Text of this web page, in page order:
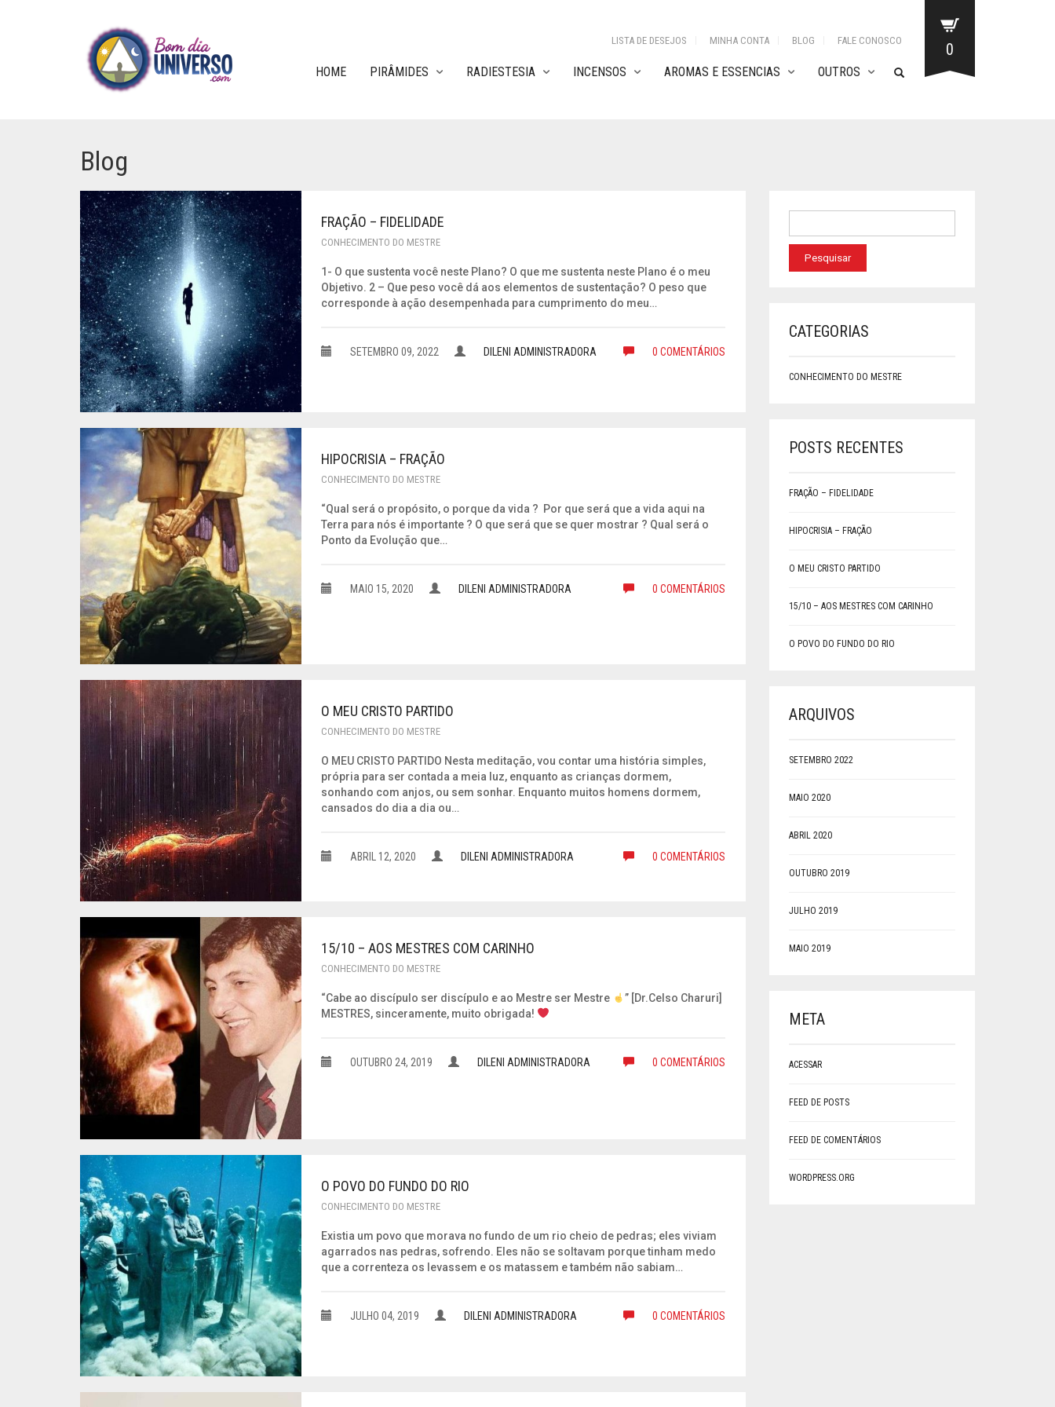
LISTA DE DESEJOS MINHA CONTA BLOG FALE CONOSCO
HOME PIRÂMIDES RADIESTESIA INCENSOS AROMAS E ESSENCIAS OUTROS
0
Blog
FRAÇÃO – FIDELIDADE
CONHECIMENTO DO MESTRE
1- O que sustenta você neste Plano? O que me sustenta neste Plano é o meu
Objetivo. 2 – Que peso você dá aos elementos de sustentação? O peso que
corresponde à ação desempenhada para cumprimento do meu…
SETEMBRO 09, 2022 DILENI ADMINISTRADORA 0 COMENTÁRIOS
HIPOCRISIA – FRAÇÃO
CONHECIMENTO DO MESTRE
“Qual será o propósito, o porque da vida ? Por que será que a vida aqui na
Terra para nós é importante ? O que será que se quer mostrar ? Qual será o
Ponto da Evolução que…
MAIO 15, 2020 DILENI ADMINISTRADORA 0 COMENTÁRIOS
O MEU CRISTO PARTIDO
CONHECIMENTO DO MESTRE
O MEU CRISTO PARTIDO Nesta meditação, vou contar uma história simples,
própria para ser contada a meia luz, enquanto as crianças dormem,
sonhando com anjos, ou sem sonhar. Enquanto muitos homens dormem,
cansados do dia a dia ou…
ABRIL 12, 2020 DILENI ADMINISTRADORA 0 COMENTÁRIOS
15/10 – AOS MESTRES COM CARINHO
CONHECIMENTO DO MESTRE
“Cabe ao discípulo ser discípulo e ao Mestre ser Mestre
” [Dr.Celso Charuri]
MESTRES, sinceramente, muito obrigada!
OUTUBRO 24, 2019 DILENI ADMINISTRADORA 0 COMENTÁRIOS
O POVO DO FUNDO DO RIO
CONHECIMENTO DO MESTRE
Existia um povo que morava no fundo de um rio cheio de pedras; eles viviam
agarrados nas pedras, sofrendo. Eles não se soltavam porque tinham medo
que a correnteza os levassem e os matassem e também não sabiam…
JULHO 04, 2019 DILENI ADMINISTRADORA 0 COMENTÁRIOS
CATEGORIAS
CONHECIMENTO DO MESTRE
POSTS RECENTES
FRAÇÃO – FIDELIDADE
HIPOCRISIA – FRAÇÃO
O MEU CRISTO PARTIDO
15/10 – AOS MESTRES COM CARINHO
O POVO DO FUNDO DO RIO
ARQUIVOS
SETEMBRO 2022
MAIO 2020
ABRIL 2020
OUTUBRO 2019
JULHO 2019
MAIO 2019
META
ACESSAR
FEED DE POSTS
FEED DE COMENTÁRIOS
WORDPRESS.ORG